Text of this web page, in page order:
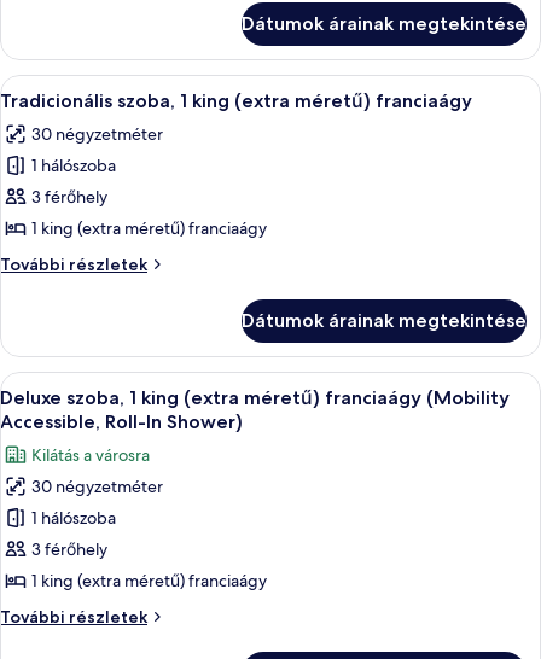
king
(extra
méretű)
franciaágy
(extra
méretű)
franciaágy
részletei
Dátumok árainak megtekintése
A
következő
szoba
összes
képének
megtekintése:
Tradicionális
szoba,
king
(extra
méretű)
franciaágy
Egy szállodai szoba, amelyben egy
2
Tradicionális szoba, 1 king (extra méretű) franciaágy
30 négyzetméter
1 hálószoba
3 férőhely
1 king (extra méretű) franciaágy
További részletek
Tradicionális
(extra
méretű)
franciaágy
további
Dátumok árainak megtekintése
A
következő
szoba
összes
képének
megtekintése:
Deluxe
szoba,
1
king
Egy modern szállodai szoba,
6
Deluxe szoba, 1 king (extra méretű) franciaágy (Mobility
Accessible, Roll-In Shower)
Kilátás a városra
30 négyzetméter
1 hálószoba
3 férőhely
1 king (extra méretű) franciaágy
További részletek
Deluxe